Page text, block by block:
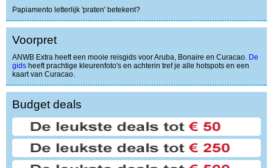
Papiamento letterlijk 'praten' betekent?
Voorpret
ANWB Extra heeft een mooie reisgids voor Aruba, Bonaire en Curacao. De
gids heeft prachtige kleurenfoto's en achterin tref je alle hotspots en een
kaart van Curacao.
Budget deals